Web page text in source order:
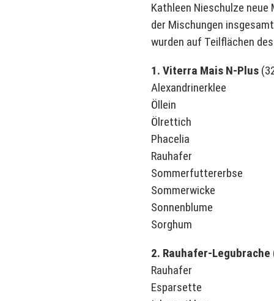
Kathleen Nieschulze
der Mischungen
wurden auf Teilflächen
1. Viterra Mais N-Plus
Alexandrinerklee
Öllein
Ölrettich
Phacelia
Rauhafer
Sommerfuttererbse
Sommerwicke
Sonnenblume
Sorghum
2. Rauhafer-Legubrache
Rauhafer
Esparsette